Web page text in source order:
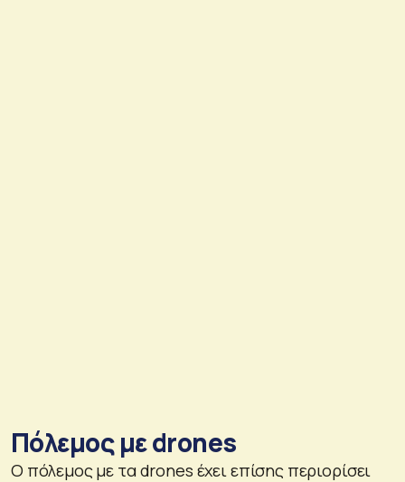
Πόλεμος με drones
Ο πόλεμος με τα drones έχει επίσης περιορίσει